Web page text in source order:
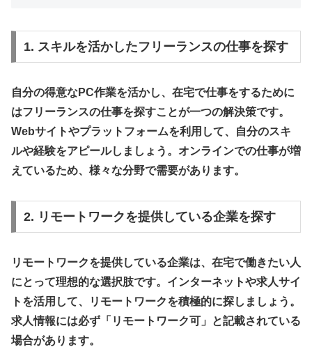
1. スキルを活かしたフリーランスの仕事を探す
自分の得意なPC作業を活かし、在宅で仕事をするために
はフリーランスの仕事を探すことが一つの解決策です。
Webサイトやプラットフォームを利用して、自分のスキ
ルや経験をアピールしましょう。オンラインでの仕事が増
えているため、様々な分野で需要があります。
2. リモートワークを提供している企業を探す
リモートワークを提供している企業は、在宅で働きたい人
にとって理想的な選択肢です。インターネットや求人サイ
トを活用して、リモートワークを積極的に探しましょう。
求人情報には必ず「リモートワーク可」と記載されている
場合があります。